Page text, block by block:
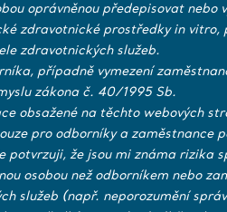
klipový vak pro
Arjo
oprávněnou předepisovat nebo
zdravotnické prostředky in vitro,
zdravotnických služeb.
případně vymezení
zákona č. 40/1995 Sb.
obsažené na těchto webových
pro odborníky a zaměstnance
potvrzuji, že jsou mi známa rizika
osobou než odborníkem nebo
služeb (např. neporozumění